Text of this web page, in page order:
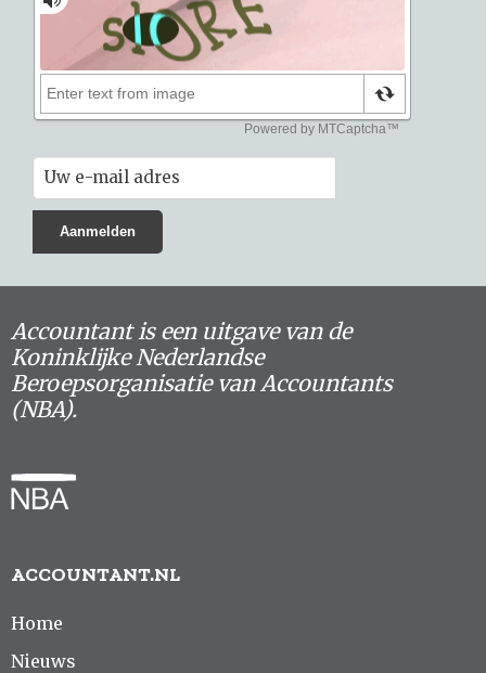
Accountant is een uitgave van de
Koninklijke Nederlandse
Beroepsorganisatie van Accountants
(NBA).
ACCOUNTANT.NL
Home
Nieuws